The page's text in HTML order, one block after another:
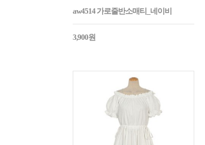
aw4514 가로줄반소매티_네이비
3,900원